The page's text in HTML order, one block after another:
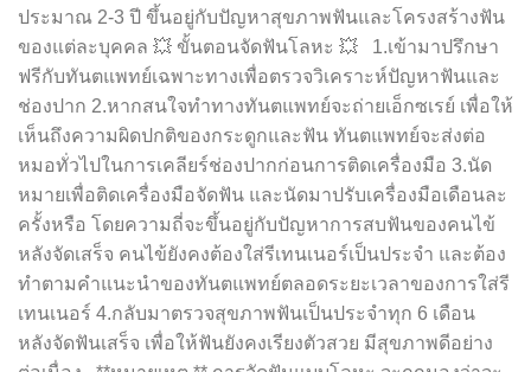
ประมาณ 2-3 ปี ขึ้นอยู่กับปัญหาสุขภาพฟันและโครงสร้างฟัน
ของแต่ละบุคคล 💥 ขั้นตอนจัดฟันโลหะ 💥 1.เข้ามาปรึกษา
ฟรีกับทันตแพทย์เฉพาะทางเพื่อตรวจวิเคราะห์ปัญหาฟันและ
ช่องปาก 2.หากสนใจทำทางทันตแพทย์จะถ่ายเอ็กซเรย์ เพื่อให้
เห็นถึงความผิดปกติของกระดูกและฟัน ทันตแพทย์จะส่งต่อ
หมอทั่วไปในการเคลียร์ช่องปากก่อนการติดเครื่องมือ 3.นัด
หมายเพื่อติดเครื่องมือจัดฟัน และนัดมาปรับเครื่องมือเดือนละ
ครั้งหรือ โดยความถี่จะขึ้นอยู่กับปัญหาการสบฟันของคนไข้
หลังจัดเสร็จ คนไข้ยังคงต้องใส่รีเทนเนอร์เป็นประจำ และต้อง
ทำตามคำแนะนำของทันตแพทย์ตลอดระยะเวลาของการใส่รี
เทนเนอร์ 4.กลับมาตรวจสุขภาพฟันเป็นประจำทุก 6 เดือน
หลังจัดฟันเสร็จ เพื่อให้ฟันยังคงเรียงตัวสวย มีสุขภาพดีอย่าง